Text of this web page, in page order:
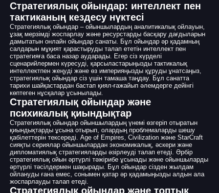
Стратегиялық ойындар: интеллект пен
тактиканың кездесу нүктесі
Стратегиялық ойындар – ойыншылардың аналитикалық ойлауын,
ұзақ мерзімді жоспарлау және ресурстарды басқару дағдыларын
дамытатын онлайн ойындар санаты. Бұл ойындар әр қадамның
салдарын мұқият қарастыруды талап ететін интеллект пен
стратегияға баса назар аударады. Егер сіз күрделі
сценарийлермен күресуді, қарсыластарыңызды тактикалық
интеллектпен жеңуді және өз империяңызды құруды ұнатсаңыз,
стратегиялық ойындар сіз үшін тамаша таңдау. Бұл санатта
тарихи шайқастардан бастап қиял-ғажайып әлемдерге дейінгі
көптеген нұсқалар ұсынылады.
Стратегиялық ойындар және
психикалық қиындықтар
Стратегиялық ойындар ойыншылардың үнемі өзгеріп отыратын
қиындықтарды ұсына отырып, олардың проблемаларды шешу
қабілеттерін тексереді. Age of Empires, Civilization және StarCraft
сияқты сериялар ойыншылардан экономикалық, әскери және
дипломатиялық стратегияларды әзірлеуді талап етеді. Әрбір
стратегиялық ойын әртүрлі тәжірибе ұсынады және ойыншыларды
әртүрлі тәсілдермен шақырады. Бұл ойындар сізден жылдам
ойлануды ғана емес, сонымен қатар әр қадамыңызды алдын ала
жоспарлауды талап етеді.
Стратегиялық ойындар және топтық